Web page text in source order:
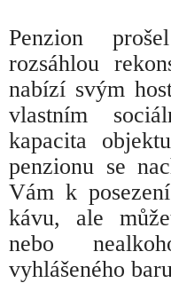
Penzion
rozsáhlou
nabízí svým
vlastním
kapacita
penzionu se
Vám k
kávu, ale
nebo
vyhlášeného